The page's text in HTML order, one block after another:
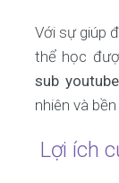
Với sự giúp
thể học
sub youtube
nhiên và
Lợi ích